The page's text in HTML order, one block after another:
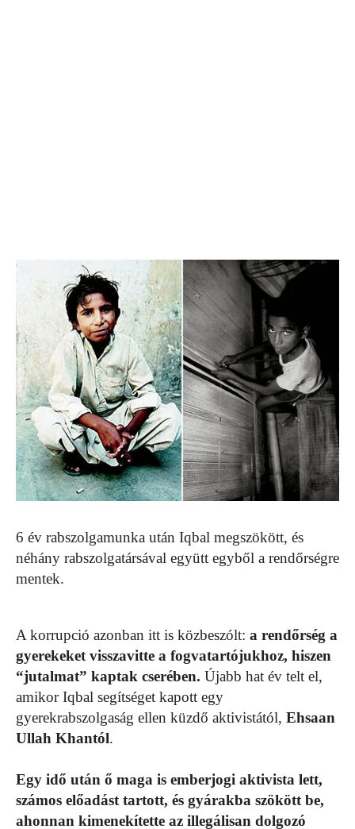
6 év rabszolgamunka után Iqbal megszökött, és
néhány rabszolgatársával együtt egyből a rendőrségre
mentek.
A korrupció azonban itt is közbeszólt: a rendőrség a
gyerekeket visszavitte a fogvatartójukhoz, hiszen
“jutalmat” kaptak cserében. Újabb hat év telt el,
amikor Iqbal segítséget kapott egy
gyerekrabszolgaság ellen küzdő aktivistától, Ehsaan
Ullah Khantól.
Egy idő után ő maga is emberjogi aktivista lett,
számos előadást tartott, és gyárakba szökött be,
ahonnan kimenekítette az illegálisan dolgozó